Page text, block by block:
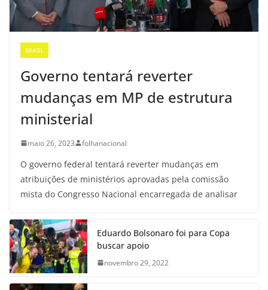
BRASIL
Governo tentará reverter
mudanças em MP de estrutura
ministerial
maio 26, 2023 folhanacional
O governo federal tentará reverter mudanças em
atribuições de ministérios aprovadas pela comissão
mista do Congresso Nacional encarregada de analisar
Eduardo Bolsonaro foi para Copa
buscar apoio
novembro 29, 2022